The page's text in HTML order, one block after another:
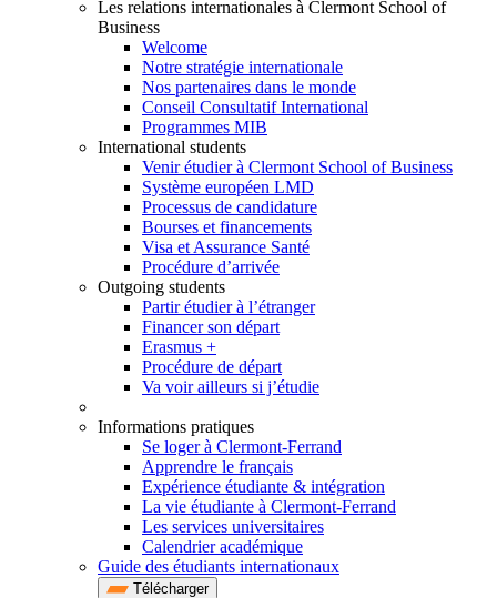
Les relations internationales à Clermont School of
Business
Welcome
Notre stratégie internationale
Nos partenaires dans le monde
Conseil Consultatif International
Programmes MIB
International students
Venir étudier à Clermont School of Business
Système européen LMD
Processus de candidature
Bourses et financements
Visa et Assurance Santé
Procédure d’arrivée
Outgoing students
Partir étudier à l’étranger
Financer son départ
Erasmus +
Procédure de départ
Va voir ailleurs si j’étudie
Informations pratiques
Se loger à Clermont-Ferrand
Apprendre le français
Expérience étudiante & intégration
La vie étudiante à Clermont-Ferrand
Les services universitaires
Calendrier académique
Guide des étudiants internationaux
Télécharger